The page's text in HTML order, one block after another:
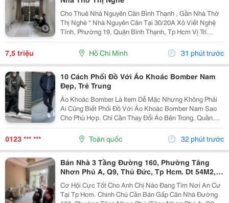
Cho Thuê Nhà Nguyên Căn Bình Thạnh , Gần Nhà Thờ
Thị Nghè * Nhà Nguyên Căn Tại 30/20A Xô Viết Nghệ
Tĩnh, Phường 19, Quận Bình Thạnh, Tp Hcm Vị Trí
Thuận Tiện, Khu Dân Cư Hiện Hữu, Di Chuyển Nhanh
Sang Trung Tâm. * Diện Tích 57M&Sup2; ( Ngang 4M,...
7,5 triệu Hồ Chí Minh 31 phút trước
10 Cách Phối Đồ Với Áo Khoác Bomber Nam
Đẹp, Trẻ Trung
Áo Khoác Bomber Là Item Dễ Mặc Nhưng Không Phải
Ai Cũng Biết Phối Đồ Với Áo Khoác Bomber Nam Sao
Cho Phù Hợp. Chỉ Cần Thay Đổi Áo Bên Trong, Quần
Hoặc Giày, Bạn Đã Có Thể Tạo Nên Nhiều Outfit Khác
Nhau Để Đi Làm, Dạo Phố Hay Gặp Gỡ Bạn Bè. Trong...
0123 *** *** Toàn quốc 32 phút trước
Bán Nhà 3 Tầng Đường 160, Phường Tăng
Nhơn Phú A, Q9, Thủ Đức, Tp Hcm. Dt 54M2,
Sổ Hồng Riêng. Giá 5,18 Tỷ
Cơ Hội Cực Tốt Cho Anh Chị Nào Đang Tìm Nơi An Cư
Tại Tp Hcm. Chính Chủ Cần Bán Gấp Căn Nhà Đường